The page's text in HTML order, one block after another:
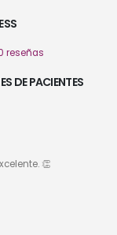
reseñas
DE PACIENTES
👏